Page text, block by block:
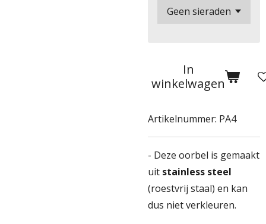
In
winkelwagen
Artikelnummer: PA4
- Deze oorbel is gemaakt
uit stainless steel
(roestvrij staal) en kan
dus niet verkleuren.